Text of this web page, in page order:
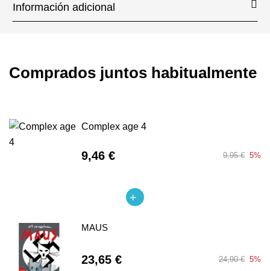
Información adicional
Comprados juntos habitualmente
Complex age 4
9,46 € 9,95 € 5%
MAUS
23,65 € 24,90 € 5%